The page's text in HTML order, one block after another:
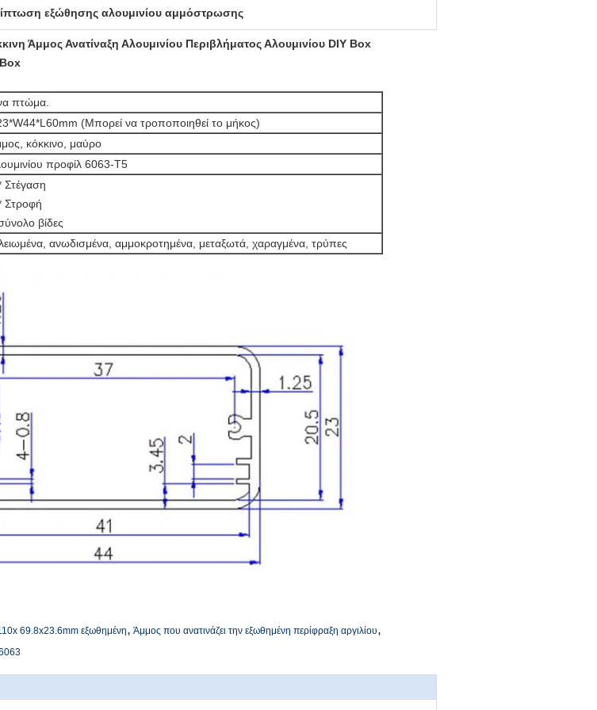
εξώθησης αλουμινίου αμμόστρωσης
Άμμος Ανατίναξη Αλουμινίου Περιβλήματος Αλουμινίου DIY Box
πτώμα.
(Μπορεί να τροποποιηθεί το μήκος)
κόκκινο, μαύρο
προφίλ 6063-T5
Στέγαση
Στροφή
βίδες
ανωδισμένα, αμμοκροτημένα, μεταξωτά, χαραγμένα, τρύπες
69.8x23.6mm εξωθημένη, Άμμος που ανατινάζει την εξωθημένη περίφραξη αργιλίου,